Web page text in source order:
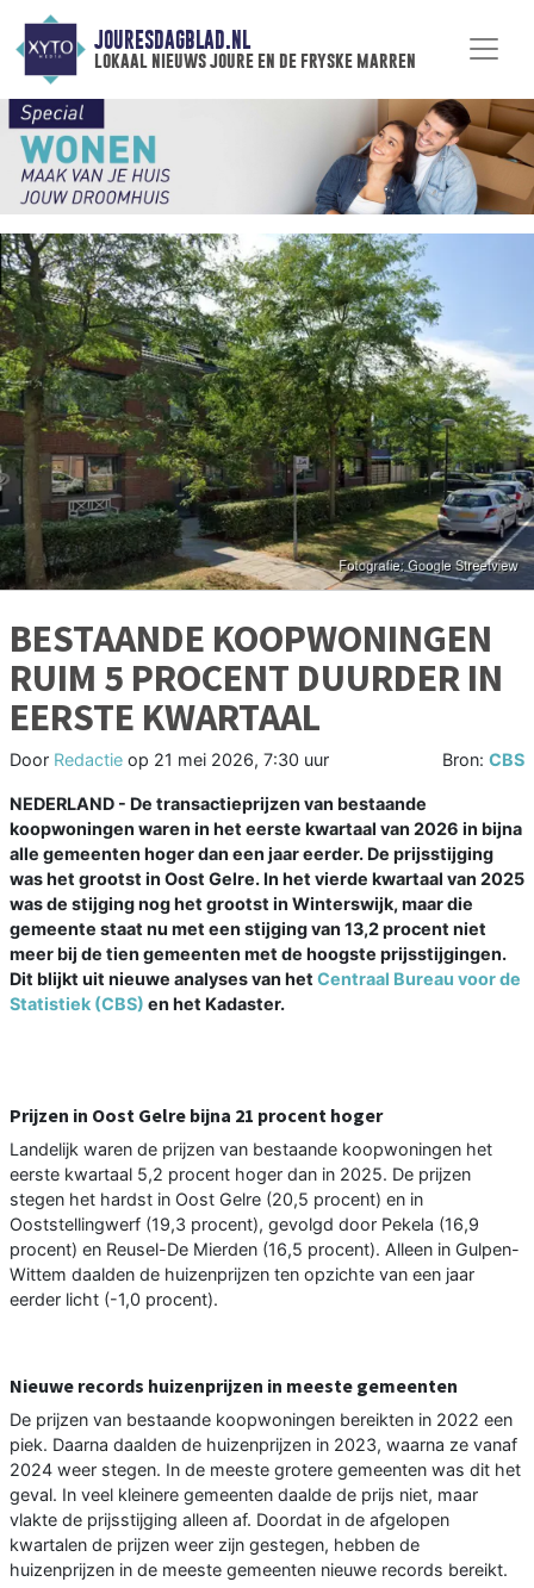
JOURESDAGBLAD.NL
lokaal nieuws joure en de fryske marren
BESTAANDE KOOPWONINGEN
RUIM 5 PROCENT DUURDER IN
EERSTE KWARTAAL
Door Redactie op 21 mei 2026, 7:30 uur Bron: CBS
NEDERLAND - De transactieprijzen van bestaande
koopwoningen waren in het eerste kwartaal van 2026 in bijna
alle gemeenten hoger dan een jaar eerder. De prijsstijging
was het grootst in Oost Gelre. In het vierde kwartaal van 2025
was de stijging nog het grootst in Winterswijk, maar die
gemeente staat nu met een stijging van 13,2 procent niet
meer bij de tien gemeenten met de hoogste prijsstijgingen.
Dit blijkt uit nieuwe analyses van het Centraal Bureau voor de
Statistiek (CBS) en het Kadaster.
Prijzen in Oost Gelre bijna 21 procent hoger
Landelijk waren de prijzen van bestaande koopwoningen het
eerste kwartaal 5,2 procent hoger dan in 2025. De prijzen
stegen het hardst in Oost Gelre (20,5 procent) en in
Ooststellingwerf (19,3 procent), gevolgd door Pekela (16,9
procent) en Reusel-De Mierden (16,5 procent). Alleen in Gulpen-
Wittem daalden de huizenprijzen ten opzichte van een jaar
eerder licht (-1,0 procent).
Nieuwe records huizenprijzen in meeste gemeenten
De prijzen van bestaande koopwoningen bereikten in 2022 een
piek. Daarna daalden de huizenprijzen in 2023, waarna ze vanaf
2024 weer stegen. In de meeste grotere gemeenten was dit het
geval. In veel kleinere gemeenten daalde de prijs niet, maar
vlakte de prijsstijging alleen af. Doordat in de afgelopen
kwartalen de prijzen weer zijn gestegen, hebben de
huizenprijzen in de meeste gemeenten nieuwe records bereikt.